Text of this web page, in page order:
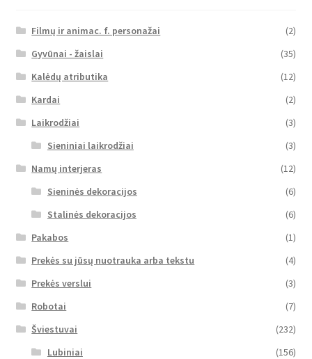
Filmų ir animac. f. personažai
(2)
Gyvūnai - žaislai
(35)
Kalėdų atributika
(12)
Kardai
(2)
Laikrodžiai
(3)
Sieniniai laikrodžiai
(3)
Namų interjeras
(12)
Sieninės dekoracijos
(6)
Stalinės dekoracijos
(6)
Pakabos
(1)
Prekės su jūsų nuotrauka arba tekstu
(4)
Prekės verslui
(3)
Robotai
(7)
Šviestuvai
(232)
Lubiniai
(156)